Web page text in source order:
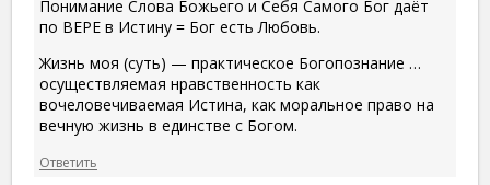
Понимание Слова Божьего и Себя Самого Бог даёт
по ВЕРЕ в Истину = Бог есть Любовь.
Жизнь моя (суть) — практическое Богопознание …
осуществляемая нравственность как
вочеловечиваемая Истина, как моральное право на
вечную жизнь в единстве с Богом.
Ответить